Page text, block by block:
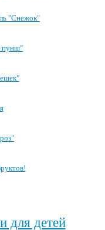
"Снежок"
пунш"
для детей